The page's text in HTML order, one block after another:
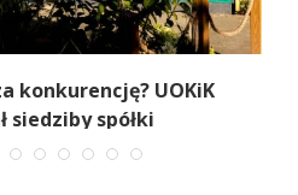
konkurencję? UOKiK
siedziby spółki